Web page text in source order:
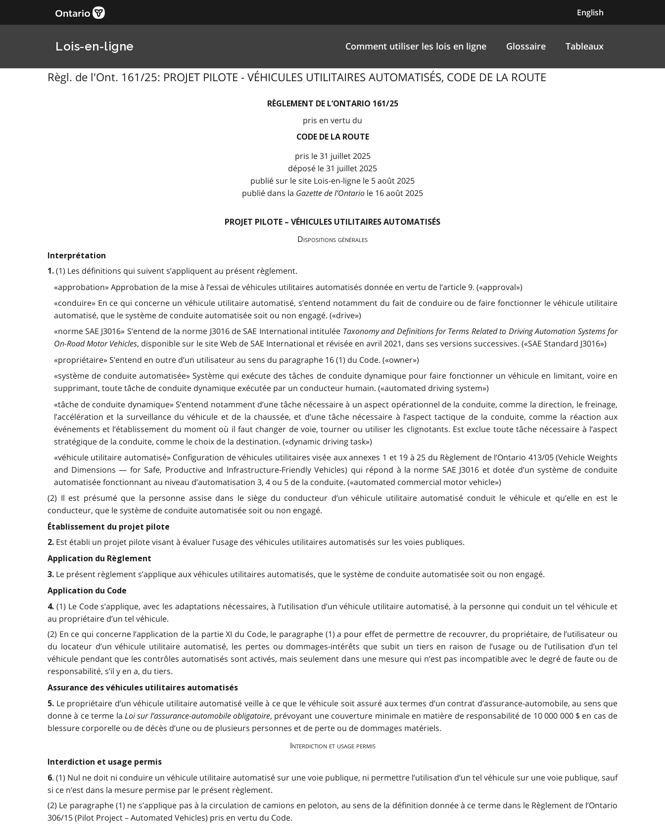
English
Lois-en-ligne Comment utiliser les lois en ligne Glossaire Tableaux
Règl. de l'Ont. 161/25: PROJET PILOTE - VÉHICULES UTILITAIRES AUTOMATISÉS, CODE DE LA ROUTE
RÈGLEMENT DE L’ONTARIO 161/25
pris en vertu du
CODE DE LA ROUTE
pris le 31 juillet 2025
déposé le 31 juillet 2025
publié sur le site Lois-en-ligne le 5 août 2025
publié dans la Gazette de l’Ontario le 16 août 2025
PROJET PILOTE – VÉHICULES UTILITAIRES AUTOMATISÉS
Dispositions générales
Interprétation
1. (1) Les définitions qui suivent s’appliquent au présent règlement.
«approbation» Approbation de la mise à l’essai de véhicules utilitaires automatisés donnée en vertu de l’article 9. («approval»)
«conduire» En ce qui concerne un véhicule utilitaire automatisé, s’entend notamment du fait de conduire ou de faire fonctionner le véhicule utilitaire
automatisé, que le système de conduite automatisée soit ou non engagé. («drive»)
«norme SAE J3016» S’entend de la norme J3016 de SAE International intitulée Taxonomy and Definitions for Terms Related to Driving Automation Systems for
On-Road Motor Vehicles, disponible sur le site Web de SAE International et révisée en avril 2021, dans ses versions successives. («SAE Standard J3016»)
«propriétaire» S’entend en outre d’un utilisateur au sens du paragraphe 16 (1) du Code. («owner»)
«système de conduite automatisée» Système qui exécute des tâches de conduite dynamique pour faire fonctionner un véhicule en limitant, voire en
supprimant, toute tâche de conduite dynamique exécutée par un conducteur humain. («automated driving system»)
«tâche de conduite dynamique» S’entend notamment d’une tâche nécessaire à un aspect opérationnel de la conduite, comme la direction, le freinage,
l’accélération et la surveillance du véhicule et de la chaussée, et d’une tâche nécessaire à l’aspect tactique de la conduite, comme la réaction aux
événements et l’établissement du moment où il faut changer de voie, tourner ou utiliser les clignotants. Est exclue toute tâche nécessaire à l’aspect
stratégique de la conduite, comme le choix de la destination. («dynamic driving task»)
«véhicule utilitaire automatisé» Configuration de véhicules utilitaires visée aux annexes 1 et 19 à 25 du Règlement de l’Ontario 413/05 (Vehicle Weights
and Dimensions — for Safe, Productive and Infrastructure-Friendly Vehicles) qui répond à la norme SAE J3016 et dotée d’un système de conduite
automatisée fonctionnant au niveau d’automatisation 3, 4 ou 5 de la conduite. («automated commercial motor vehicle»)
(2) Il est présumé que la personne assise dans le siège du conducteur d’un véhicule utilitaire automatisé conduit le véhicule et qu’elle en est le
conducteur, que le système de conduite automatisée soit ou non engagé.
Établissement du projet pilote
2. Est établi un projet pilote visant à évaluer l’usage des véhicules utilitaires automatisés sur les voies publiques.
Application du Règlement
3. Le présent règlement s’applique aux véhicules utilitaires automatisés, que le système de conduite automatisée soit ou non engagé.
Application du Code
4. (1) Le Code s’applique, avec les adaptations nécessaires, à l’utilisation d’un véhicule utilitaire automatisé, à la personne qui conduit un tel véhicule et
au propriétaire d’un tel véhicule.
(2) En ce qui concerne l’application de la partie XI du Code, le paragraphe (1) a pour effet de permettre de recouvrer, du propriétaire, de l’utilisateur ou
du locateur d’un véhicule utilitaire automatisé, les pertes ou dommages-intérêts que subit un tiers en raison de l’usage ou de l’utilisation d’un tel
véhicule pendant que les contrôles automatisés sont activés, mais seulement dans une mesure qui n’est pas incompatible avec le degré de faute ou de
responsabilité, s’il y en a, du tiers.
Assurance des véhicules utilitaires automatisés
5. Le propriétaire d’un véhicule utilitaire automatisé veille à ce que le véhicule soit assuré aux termes d’un contrat d’assurance-automobile, au sens que
donne à ce terme la Loi sur l’assurance-automobile obligatoire, prévoyant une couverture minimale en matière de responsabilité de 10 000 000 $ en cas de
blessure corporelle ou de décès d’une ou de plusieurs personnes et de perte ou de dommages matériels.
Interdiction et usage permis
Interdiction et usage permis
6. (1) Nul ne doit ni conduire un véhicule utilitaire automatisé sur une voie publique, ni permettre l’utilisation d’un tel véhicule sur une voie publique, sauf
si ce n’est dans la mesure permise par le présent règlement.
(2) Le paragraphe (1) ne s’applique pas à la circulation de camions en peloton, au sens de la définition donnée à ce terme dans le Règlement de l’Ontario
306/15 (Pilot Project – Automated Vehicles) pris en vertu du Code.